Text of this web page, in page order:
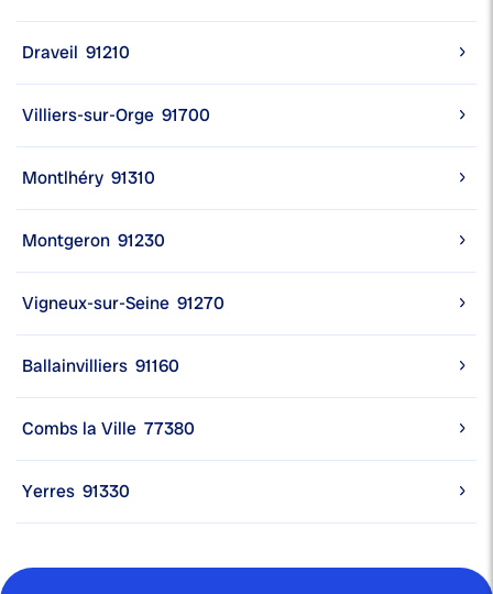
Draveil 91210
Villiers-sur-Orge 91700
Montlhéry 91310
Montgeron 91230
Vigneux-sur-Seine 91270
Ballainvilliers 91160
Combs la Ville 77380
Yerres 91330